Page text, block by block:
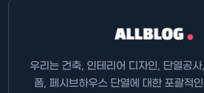
우리는 건축, 인테리어 디자인, 단열공
폼, 페시브하우스 단열에 대한 포괄적